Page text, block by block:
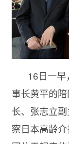
16日一
事长黄平的
长、张志立
察日本高龄